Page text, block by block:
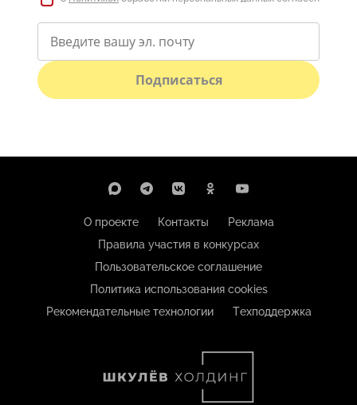
Подписаться
О проекте Контакты
Реклама
Правила участия в конкурсах
Пользовательское соглашение
Политика использования cookies
Рекомендательные технологии
Техподдержка